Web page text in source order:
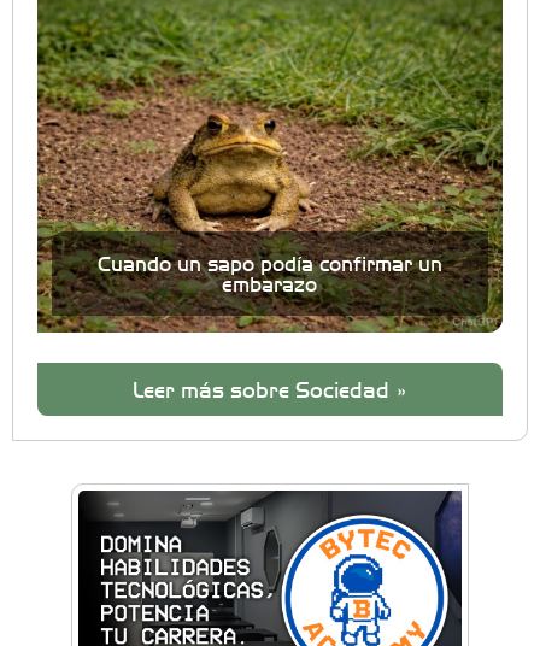
Cuando un sapo podía confirmar un
embarazo
Leer más sobre Sociedad »